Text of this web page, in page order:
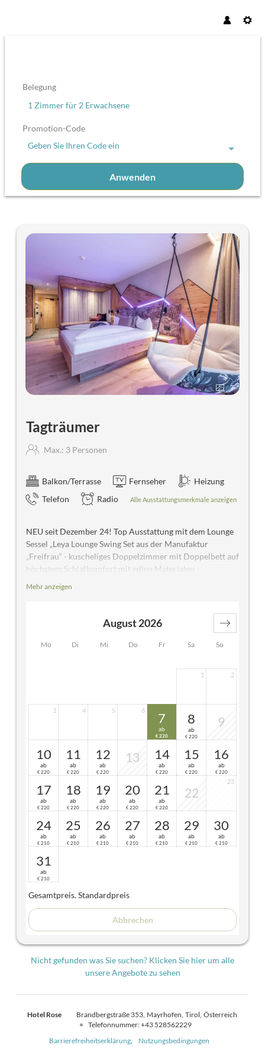
Belegung
1 Zimmerfür 2 Erwachsene
Promotion-Code
Geben Sie Ihren Code ein
Anwenden
Unsere Angebote im Zimmer
7
Tagträumer
Max.: 3 Personen
Balkon/Terrasse Fernseher
Heizung
Telefon
Radio Alle Ausstattungsmerkmale anzeigen
NEU seit Dezember 24! Top Ausstattung mit dem Lounge
Sessel „Leya Lounge Swing Set aus der Manufaktur
„Freifrau“ - kuscheliges Doppelzimmer mit Doppelbett auf
höchstem Schlafkomfort mit edlen Materialen -
– Eichenholzboden - exklusivem Interieur und
komfortable Sitzecke - Leseleuchten - RGB Beleuchtung -
50 Zoll Flat -TV – Telefon – Safe - Panoramaverglasung –
hochwertige Badezimmereinrichtung mit Regendusche –
Kosmetikspiegel – Fön - Lichtspiel und Musikanlage -
beheiztem Handtuchhalter – Verdunkelungsvorhänge –
Mehr anzeigen
Mo Di Mi Do Fr Sa So
August 2026
1 2
3 4 5 6
7
ab
€ 220
8
ab
€ 220
9
10
ab
€ 220
11
ab
€ 220
12
ab
€ 220
13 14
ab
€ 220
15
ab
€ 220
16
ab
€ 220
17
ab
€ 220
18
ab
€ 220
19
ab
€ 220
20
ab
€ 220
21
ab
€ 220
22
23
24
ab
€ 210
25
ab
€ 210
26
ab
€ 210
27
ab
€ 210
28
ab
€ 210
29
ab
€ 210
30
ab
€ 210
31
ab
€ 210
Gesamtpreis. Standardpreis
Abbrechen
Nicht gefunden was Sie suchen? Klicken Sie hier um alle
unsere Angebote zu sehen
Hotel Rose Brandbergstraße 353 Mayrhofen Tirol Österreich
Telefonnummer:+43 528562229
Barrierefreiheitserklärung
Nutzungsbedingungen